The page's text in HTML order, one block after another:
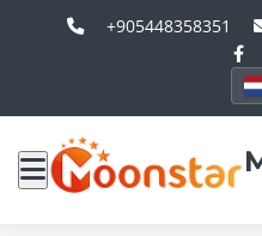
+905448358351